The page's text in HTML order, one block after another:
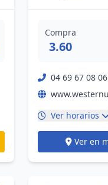
Compra
3.60
04 69 67 08 06
Ver horarios
Ver en